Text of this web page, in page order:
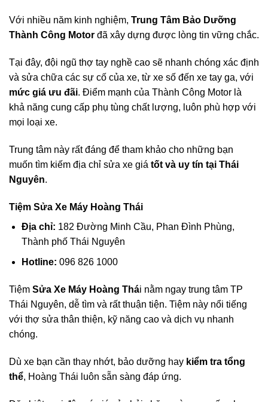
Với nhiều năm kinh nghiệm, Trung Tâm Bảo Dưỡng
Thành Công Motor đã xây dựng được lòng tin vững chắc.
Tại đây, đội ngũ thợ tay nghề cao sẽ nhanh chóng xác định
và sửa chữa các sự cố của xe, từ xe số đến xe tay ga, với
mức giá ưu đãi. Điểm mạnh của Thành Công Motor là
khả năng cung cấp phụ tùng chất lượng, luôn phù hợp với
mọi loại xe.
Trung tâm này rất đáng để tham khảo cho những bạn
muốn tìm kiếm địa chỉ sửa xe giá tốt và uy tín tại Thái
Nguyên.
Tiệm Sửa Xe Máy Hoàng Thái
Địa chỉ: 182 Đường Minh Cầu, Phan Đình Phùng,
Thành phố Thái Nguyên
Hotline: 096 826 1000
Tiệm Sửa Xe Máy Hoàng Thái nằm ngay trung tâm TP
Thái Nguyên, dễ tìm và rất thuận tiện. Tiệm này nổi tiếng
với thợ sửa thân thiện, kỹ năng cao và dịch vụ nhanh
chóng.
Dù xe bạn cần thay nhớt, bảo dưỡng hay kiểm tra tổng
thể, Hoàng Thái luôn sẵn sàng đáp ứng.